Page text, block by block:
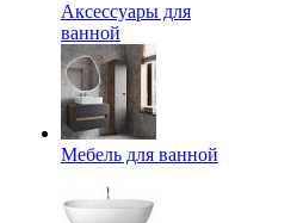
Аксессуары для
ванной
Мебель для ванной